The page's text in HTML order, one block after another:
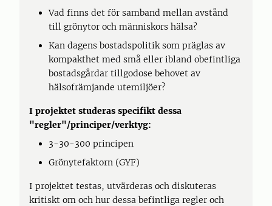
Vad finns det för samband mellan avstånd
till grönytor och människors hälsa?
Kan dagens bostadspolitik som präglas av
kompakthet med små eller ibland obefintliga
bostadsgårdar tillgodose behovet av
hälsofrämjande utemiljöer?
I projektet studeras specifikt dessa
"regler"/principer/verktyg:
3-30-300 principen
Grönytefaktorn (GYF)
I projektet testas, utvärderas och diskuteras
kritiskt om och hur dessa befintliga regler och